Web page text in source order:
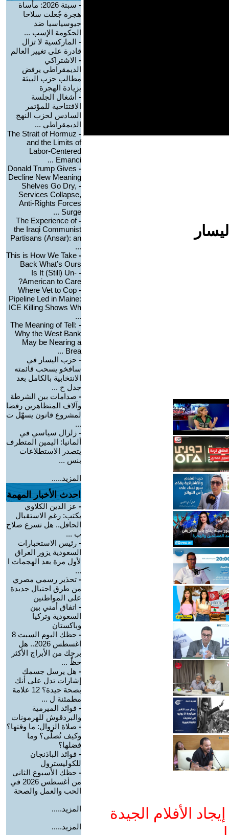
الأفلام الجيدة
-
سبتة 2026: مأساة
هجرة جُعلت سلاحا
جيوسياسيا ضد
الحكومة الإسب ...
- الماركسية لا تزال
قادرة على تغيير العالم
- الاشتراكي
الديمقراطي يرفض
مطالب حزب البيئة
بزيادة الهجرة
- أشغال الجلسة
الافتتاحية للمؤتمر
السادس لحزب النهج
الديمقراطي ...
-
The Strait of Hormuz
and the Limits of
Labor-Centered
Emanci ...
-
Donald Trump Gives
Decline New Meaning
-
Shelves Go Dry,
Services Collapse,
Anti-Rights Forces
Surge ...
-
The Experience of
the Iraqi Communist
Partisans (Ansar): an
...
-
This is How We Take
Back What’s Ours
-
Is It (Still) Un-
American to Care?
-
Where Vet to Cop
Pipeline Led in Maine:
ICE Killing Shows Wh
...
-
The Meaning of Tell:
Why the West Bank
May be Nearing a
Brea ...
- حزب اليسار في
سافخو يسحب قائمته
الانتخابية بالكامل بعد
جدل ح ...
- صدامات بين الشرطة
وآلاف المتظاهرين رفضا
لمشروع قانون يسهّل ت
...
- زلزال سياسي في
ألمانيا: اليمين المتطرف
يتصدر الاستطلاعات
بنس ...
المزيد.....
احدث الأخبار المهمة
- عز الدين الكلاوي
يكتب: رغم الاستقبال
الحافل.. هل تسرع صلاح
ب ...
- رئيس الاستخبارات
السعودية يزور العراق
لأول مرة بعد الهجمات ا
...
- تحذير رسمي مصري
من طرق احتيال جديدة
على المواطنين
- اتفاق أمني بين
السعودية وتركيا
وباكستان
-
حظك اليوم السبت 8
اغسطس 2026.. هل
برجك من الأبراج الأكثر
حظً ...
- هل يرسل جسمك
إشارات تدل على أنك
بصحة جيدة؟ 12 علامة
مطمئنة ل ...
- فوائد الميرمية
والبردقوش للهرمونات
- صلاة الزوال: ما وقتها؟
وكيف تُصلّى؟ وما
فضلها؟
- فوائد الباذنجان
للكوليسترول
- حظك الأسبوع الثاني
من أغسطس 2026 في
الحب والعمل والصحة
المزيد.....
المزيد.....